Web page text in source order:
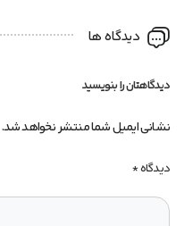
دیدگاه ها
دیدگاهتان را بنویسید
نشانی ایمیل شما منتشر نخواهد شد.
دیدگاه*